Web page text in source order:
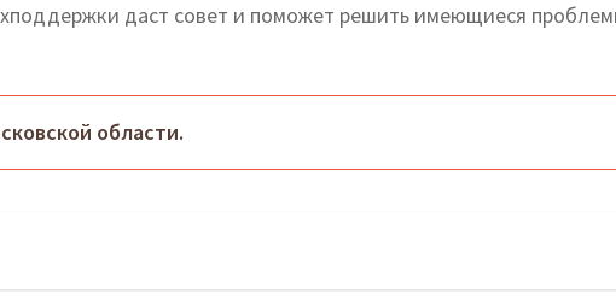
даст совет и поможет решить имеющиеся
области.